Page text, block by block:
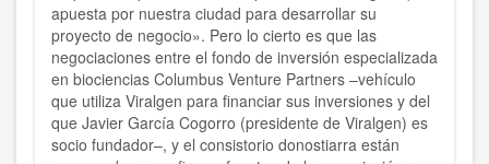
apuesta por nuestra ciudad para desarrollar su
proyecto de negocio». Pero lo cierto es que las
negociaciones entre el fondo de inversión especializada
en biociencias Columbus Venture Partners –vehículo
que utiliza Viralgen para financiar sus inversiones y del
que Javier García Cogorro (presidente de Viralgen) es
socio fundador–, y el consistorio donostiarra están